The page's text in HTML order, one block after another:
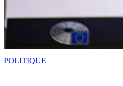
POLITIQUE